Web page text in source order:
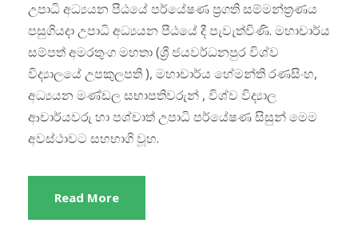
උපාධි අධ්‍යයන පීඨයේ පර්යේෂණ ප්‍රගති සම්මන්ත්‍රණය
පසුගියදා උපාධි අධ්‍යයන පීඨයේ දී පැවැත්විණි. මහාචාර්ය
සම්පත් අමරතුංග මහතා (ශ්‍රී ජයවර්ධනපුර විශ්ව
විද්‍යාලයේ උපකුලපති ), මහාචාර්ය හේමන්ති රණසිංහ,
අධ්‍යයන මණ්ඩල සභාපතිවරුන් , විශ්ව විද්‍යාල
ආචාර්යවරු හා පශ්චාත් උපාධි පර්යේෂණ සිසුන් මෙම
අවස්ථාවට සහභාගි වූහ.
Read More